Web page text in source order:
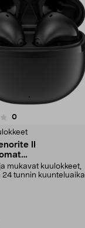
0arvostelut
II
True
mukavat kuulokkeet,
24 tunnin kuunteluaika
4.0viidestä